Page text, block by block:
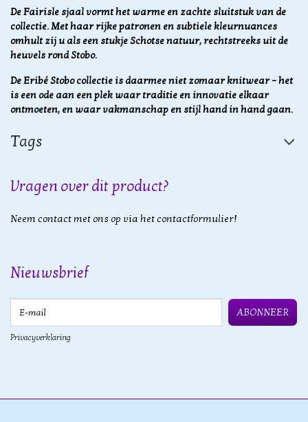
De Fairisle sjaal vormt het warme en zachte sluitstuk van de
collectie. Met haar rijke patronen en subtiele kleurnuances
omhult zij u als een stukje Schotse natuur, rechtstreeks uit de
heuvels rond Stobo.
De Eribé Stobo collectie is daarmee niet zomaar knitwear – het
is een ode aan een plek waar traditie en innovatie elkaar
ontmoeten, en waar vakmanschap en stijl hand in hand gaan.
Tags
Vragen over dit product?
Neem contact met ons op via het contactformulier!
Nieuwsbrief
ABONNEER
Privacyverklaring